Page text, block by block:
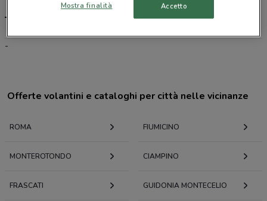
Tiscali Casa, offerte e negozi
-
Offerte volantini e cataloghi per città nelle vicinanze
ROMA FIUMICINO
MONTEROTONDO CIAMPINO
FRASCATI GUIDONIA MONTECELIO
Mostra finalità Accetto